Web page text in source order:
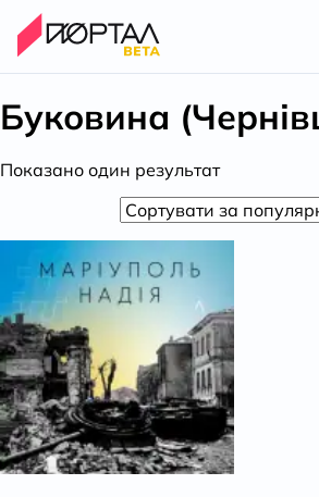
Буковина
Показано один результат